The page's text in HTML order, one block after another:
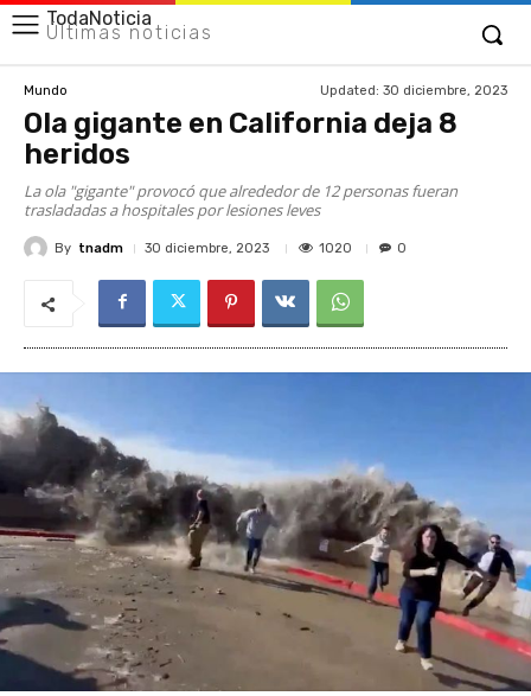
TodaNoticia
Últimas noticias
Mundo Updated: 30 diciembre, 2023
Ola gigante en California deja 8
heridos
La ola "gigante" provocó que alrededor de 12 personas fueran
trasladadas a hospitales por lesiones leves
By tnadm 30 diciembre, 2023 1020 0